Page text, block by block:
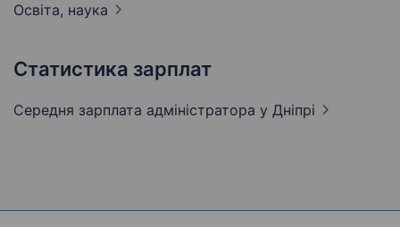
Освіта, наука
Статистика зарплат
Середня зарплата адміністратора у Дніпрі